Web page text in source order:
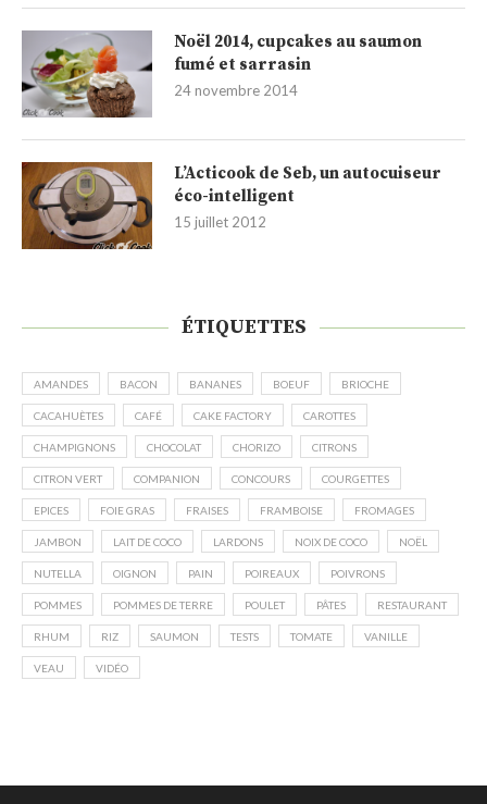
Noël 2014, cupcakes au saumon
fumé et sarrasin
24 novembre 2014
L’Acticook de Seb, un autocuiseur
éco-intelligent
15 juillet 2012
ÉTIQUETTES
AMANDES BACON BANANES BOEUF BRIOCHE
CACAHUÈTES CAFÉ CAKE FACTORY CAROTTES
CHAMPIGNONS CHOCOLAT CHORIZO CITRONS
CITRON VERT COMPANION CONCOURS COURGETTES
EPICES FOIE GRAS FRAISES FRAMBOISE FROMAGES
JAMBON LAIT DE COCO LARDONS NOIX DE COCO NOËL
NUTELLA OIGNON PAIN POIREAUX POIVRONS
POMMES POMMES DE TERRE POULET PÂTES RESTAURANT
RHUM RIZ SAUMON TESTS TOMATE VANILLE
VEAU VIDÉO